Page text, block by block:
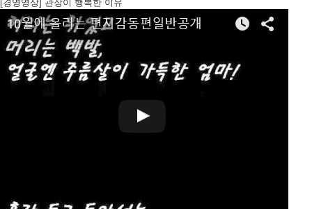
[경영영상] 관장이 행복한 이유